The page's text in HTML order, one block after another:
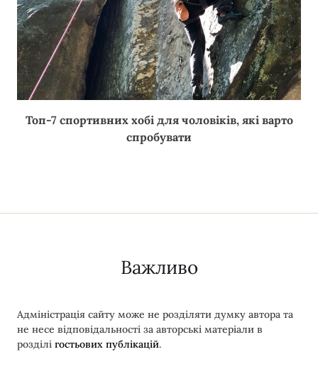
Топ-7 спортивних хобі для чоловіків, які варто
спробувати
Важливо
Адміністрація сайту може не розділяти думку автора та
не несе відповідальності за авторські матеріали в
розділі гостьових публікацій.